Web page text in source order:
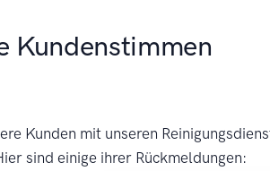
Kundenstimmen
Kunden mit unseren
sind einige ihrer Rückmeldungen: